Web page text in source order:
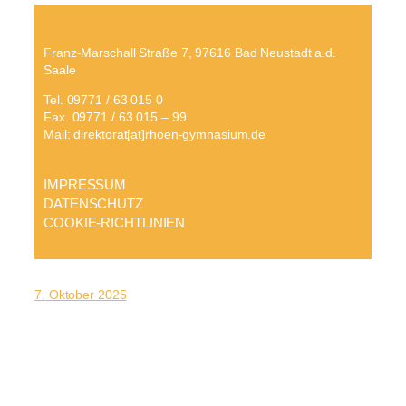
Franz-Marschall Straße 7, 97616 Bad Neustadt a.d.
Saale
Tel. 09771 / 63 015 0
Fax. 09771 / 63 015 – 99
Mail: direktorat[at]rhoen-gymnasium.de
IMPRESSUM
DATENSCHUTZ
COOKIE-RICHTLINIEN
7. Oktober 2025